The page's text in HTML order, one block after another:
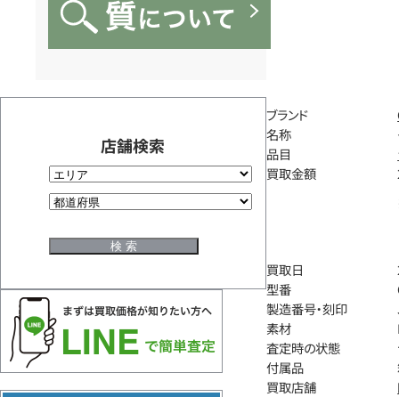
店舗検索
ブランド
名称
品目
買取金額
買取日
型番
製造番号・刻印
素材
査定時の状態
付属品
買取店舗